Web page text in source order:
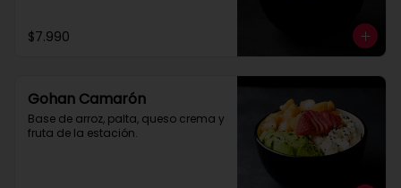
$7.990
Gohan Camarón
Base de arroz, palta, queso crema y
fruta de la estación.